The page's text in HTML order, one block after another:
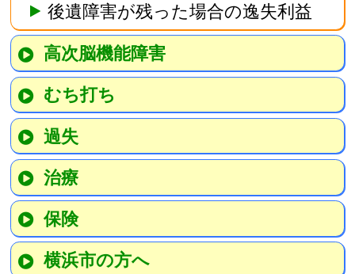
後遺障害が残った場合の逸失利益
高次脳機能障害
むち打ち
過失
治療
保険
横浜市の方へ